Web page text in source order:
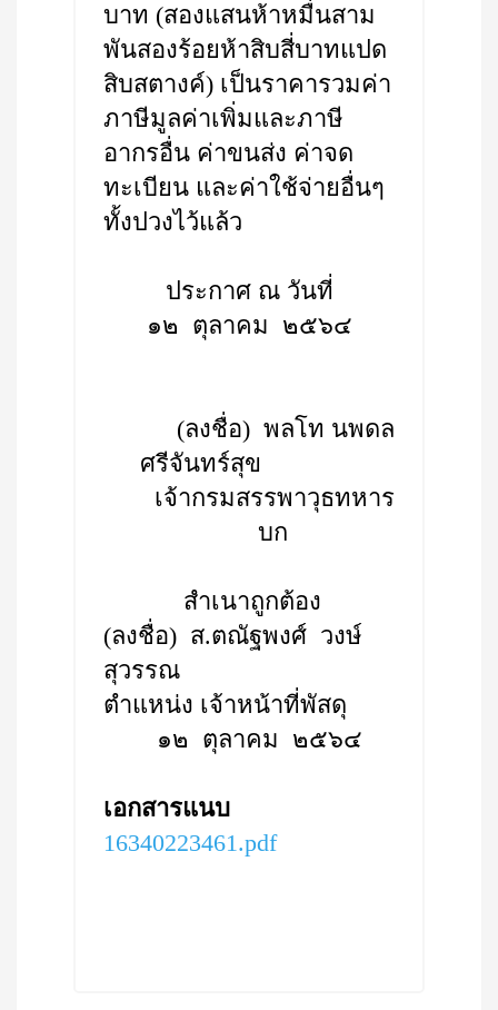
บาท (สองแสนห้าหมื่นสาม
พันสองร้อยห้าสิบสี่บาทแปด
สิบสตางค์) เป็นราคารวมค่า
ภาษีมูลค่าเพิ่มและภาษี
อากรอื่น ค่าขนส่ง ค่าจด
ทะเบียน และค่าใช้จ่ายอื่นๆ
ทั้งปวงไว้แล้ว
ประกาศ ณ วันที่
๑๒ ตุลาคม ๒๕๖๔
(ลงชื่อ) พลโท นพดล
ศรีจันทร์สุข
เจ้ากรมสรรพาวุธทหาร
บก
สำเนาถูกต้อง
(ลงชื่อ) ส.ตณัฐพงศ์ วงษ์
สุวรรณ
ตำแหน่ง เจ้าหน้าที่พัสดุ
๑๒ ตุลาคม ๒๕๖๔
เอกสารแนบ
16340223461.pdf